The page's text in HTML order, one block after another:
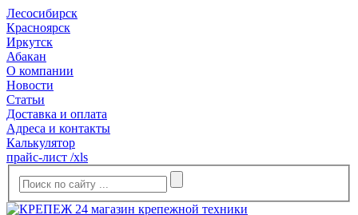
Лесосибирск
Красноярск
Иркутск
Абакан
О компании
Новости
Статьи
Доставка и оплата
Адреса и контакты
Калькулятор
прайс-лист /xls